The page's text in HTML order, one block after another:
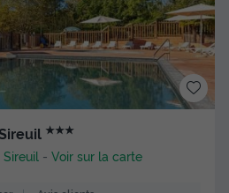
★★★
-Voir sur la carte